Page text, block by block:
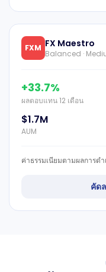
FXM FX Maestro
Balanced ·
+33.7%
ผลตอบแทน 12 เดือน
$1.7M
AUM
ค่าธรรมเนียมตามผลการดำ
คัด